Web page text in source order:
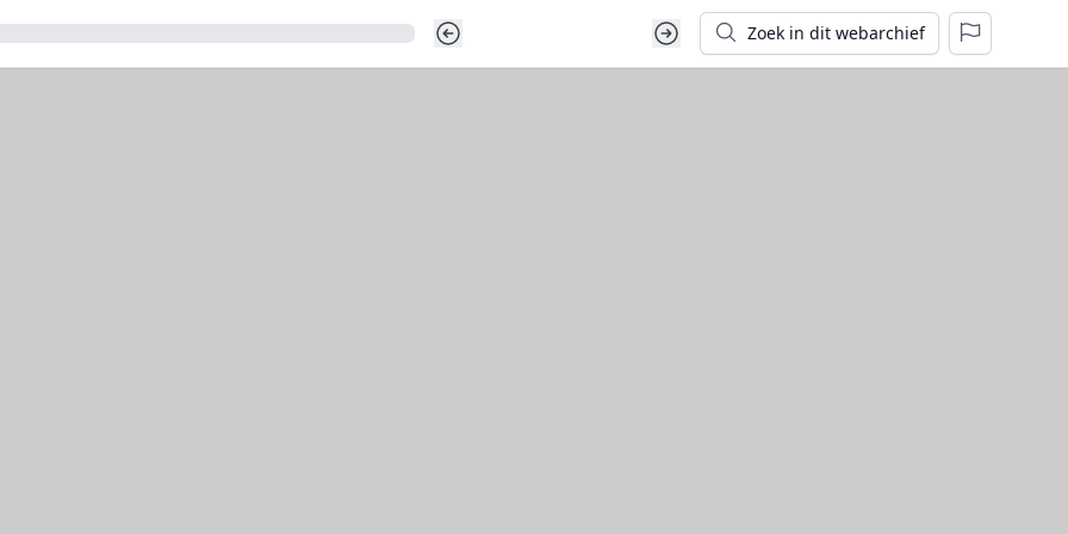
Zoek in dit webarchief